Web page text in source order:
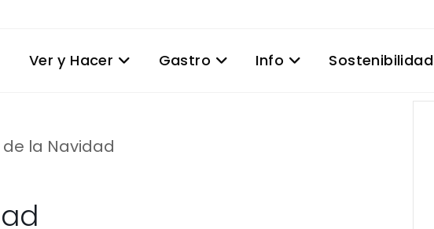
Ver y Hacer Gastro Info Sostenibilidad
de la Navidad